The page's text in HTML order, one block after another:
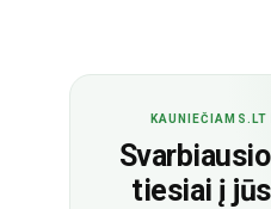
tiesiai į